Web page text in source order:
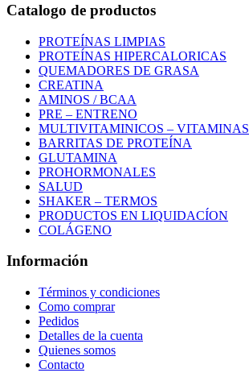
Catalogo de productos
PROTEÍNAS LIMPIAS
PROTEÍNAS HIPERCALORICAS
QUEMADORES DE GRASA
CREATINA
AMINOS / BCAA
PRE – ENTRENO
MULTIVITAMINICOS – VITAMINAS
BARRITAS DE PROTEÍNA
GLUTAMINA
PROHORMONALES
SALUD
SHAKER – TERMOS
PRODUCTOS EN LIQUIDACÍON
COLÁGENO
Información
Términos y condiciones
Como comprar
Pedidos
Detalles de la cuenta
Quienes somos
Contacto